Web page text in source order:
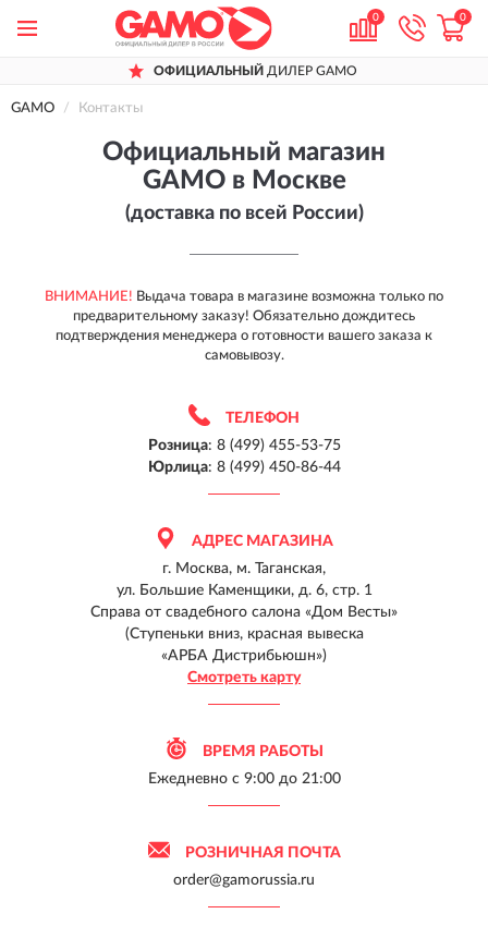
0 0
ОФИЦИАЛЬНЫЙ ДИЛЕР GAMO
GAMO Контакты
Официальный магазин
GAMO в Москве
(доставка по всей России)
ВНИМАНИЕ! Выдача товара в магазине возможна только по
предварительному заказу! Обязательно дождитесь
подтверждения менеджера о готовности вашего заказа к
самовывозу.
ТЕЛЕФОН
Розница: 8 (499) 455-53-75
Юрлица: 8 (499) 450-86-44
АДРЕС МАГАЗИНА
г. Москва, м. Таганская,
ул. Большие Каменщики, д. 6, стр. 1
Справа от свадебного салона «Дом Весты»
(Ступеньки вниз, красная вывеска
«АРБА Дистрибьюшн»)
Смотреть карту
ВРЕМЯ РАБОТЫ
Ежедневнос 9:00 до 21:00
РОЗНИЧНАЯ ПОЧТА
order@gamorussia.ru